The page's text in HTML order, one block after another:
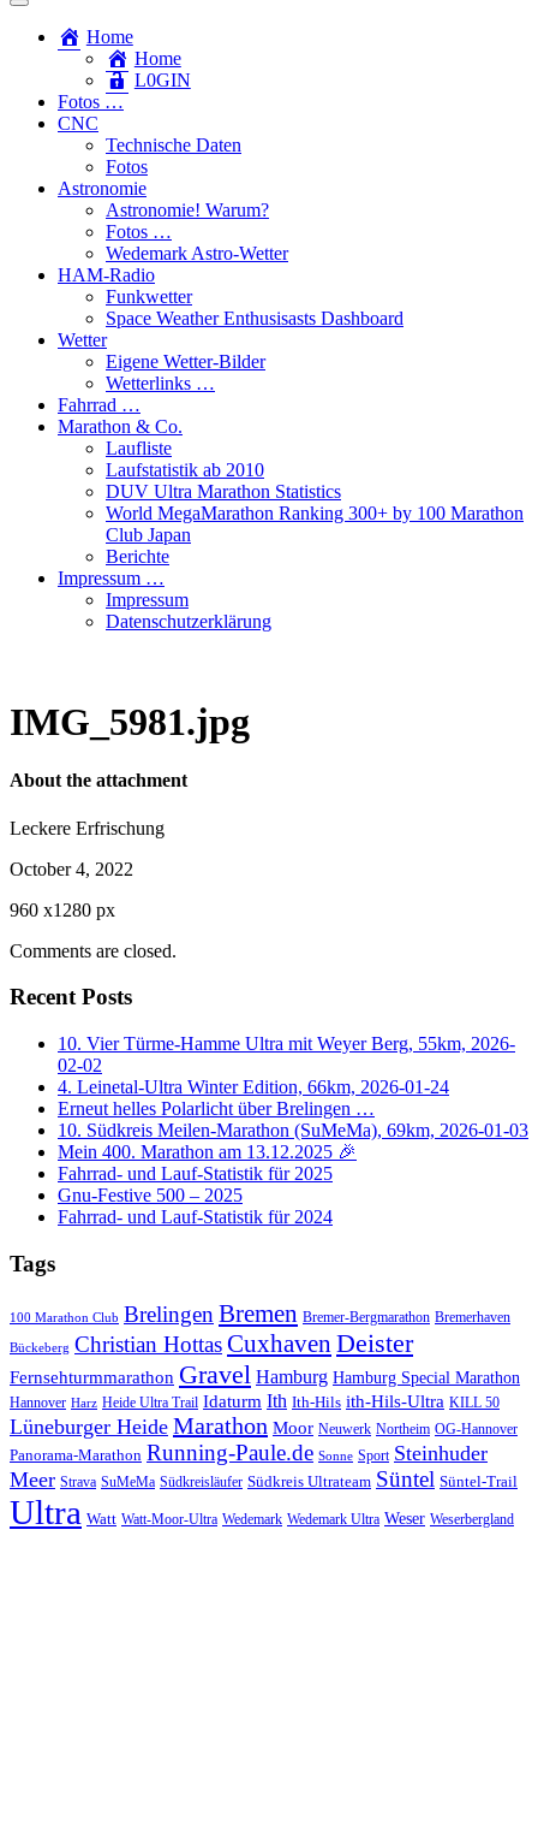
Toggle
search
field
Home
Home
L​0​​GIN
Fotos …
CNC
Technische Daten
Fotos
Astronomie
Astronomie! Warum?
Fotos …
Wedemark Astro-Wetter
HAM-Radio
Funkwetter
Space Weather Enthusisasts Dashboard
Wetter
Eigene Wetter-Bilder
Wetterlinks …
Fahrrad …
Marathon & Co.
Laufliste
Laufstatistik ab 2010
DUV Ultra Marathon Statistics
World MegaMarathon Ranking 300+ by 100 Marathon
Club Japan
Berichte
Impressum …
Impressum
Datenschutzerklärung
IMG_5981.jpg
About the attachment
Leckere Erfrischung
October 4, 2022
960 x1280 px
Comments are closed.
Recent Posts
10. Vier Türme-Hamme Ultra mit Weyer Berg, 55km, 2026-
02-02
4. Leinetal-Ultra Winter Edition, 66km, 2026-01-24
Erneut helles Polarlicht über Brelingen …
10. Südkreis Meilen-Marathon (SuMeMa), 69km, 2026-01-03
Mein 400. Marathon am 13.12.2025 🎉
Fahrrad- und Lauf-Statistik für 2025
Gnu-Festive 500 – 2025
Fahrrad- und Lauf-Statistik für 2024
Tags
100 Marathon Club BrelingenBremen Bremer-Bergmarathon Bremerhaven
Bückeberg Christian HottasCuxhaven Deister
Fernsehturmmarathon Gravel Hamburg Hamburg Special Marathon
Hannover Harz Heide Ultra Trail Idaturm Ith Ith-Hils ith-Hils-Ultra KILL 50
Lüneburger Heide Marathon Moor Neuwerk Northeim OG-Hannover
Panorama-Marathon Running-Paule.de Sonne Sport Steinhuder
Meer Strava SuMeMa Südkreisläufer Südkreis Ultrateam Süntel Süntel-Trail
Ultra Watt Watt-Moor-Ultra Wedemark Wedemark Ultra Weser Weserbergland